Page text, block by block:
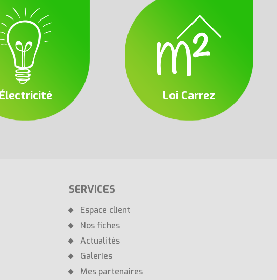
Loi Carrez
SERVICES
Espace client
Nos fiches
Actualités
Galeries
Mes partenaires